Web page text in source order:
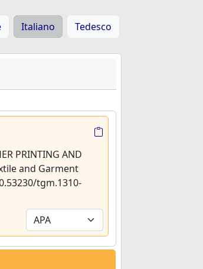
Italiano Tedesco
PRINTING AND
and Garment
tgm.1310-